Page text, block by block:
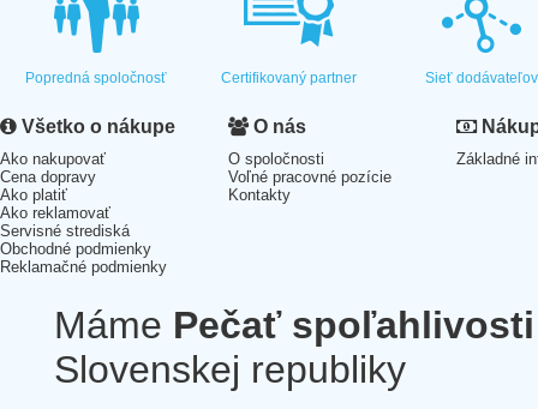
Popredná spoločnosť Certifikovaný partner Sieť dodávateľov
Všetko o nákupe
Ako nakupovať
Cena dopravy
Ako platiť
Ako reklamovať
Servisné strediská
Obchodné podmienky
Reklamačné podmienky
O nás
O spoločnosti
Voľné pracovné pozície
Kontakty
Základné
Máme Pečať spoľahlivosti
Slovenskej republiky